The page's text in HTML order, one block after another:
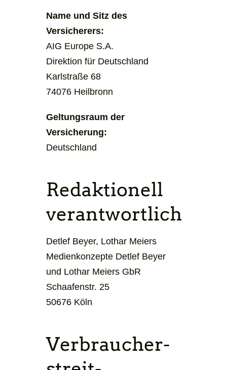
Name und Sitz des
Versicherers:
AIG Europe S.A.
Direktion für Deutschland
Karlstraße 68
74076 Heilbronn
Geltungsraum der
Versicherung:
Deutschland
Redaktionell
verantwortlich
Detlef Beyer, Lothar Meiers
Medienkonzepte Detlef Beyer
und Lothar Meiers GbR
Schaafenstr. 25
50676 Köln
Verbraucher­